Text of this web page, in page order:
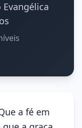
a fé em